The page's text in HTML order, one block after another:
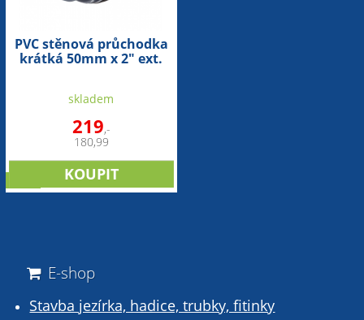
PVC stěnová průchodka
krátká 50mm x 2" ext.
skladem
219,-
180,99
E-shop
Stavba jezírka, hadice, trubky, fitinky